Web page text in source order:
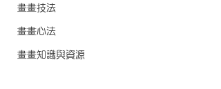
畫畫技法
畫畫心法
畫畫知識與資源